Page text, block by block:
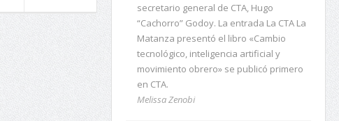
secretario general de CTA, Hugo
“Cachorro” Godoy. La entrada La CTA La
Matanza presentó el libro «Cambio
tecnológico, inteligencia artificial y
movimiento obrero» se publicó primero
en CTA.
Melissa Zenobi